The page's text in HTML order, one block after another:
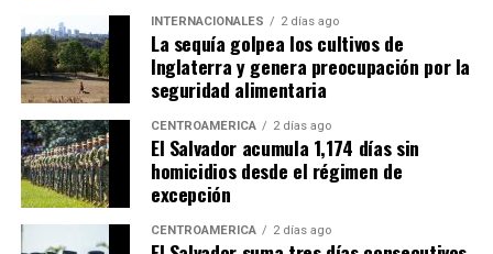
INTERNACIONALES 2 días ago
La sequía golpea los cultivos de
Inglaterra y genera preocupación por la
seguridad alimentaria
CENTROAMÉRICA 2 días ago
El Salvador acumula 1,174 días sin
homicidios desde el régimen de
excepción
CENTROAMÉRICA 2 días ago